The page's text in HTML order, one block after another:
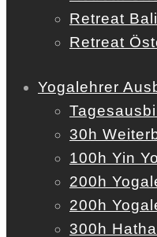
Retreat
Retreat
Yogalehrer
30h
100h Yin
200h
200h
300h